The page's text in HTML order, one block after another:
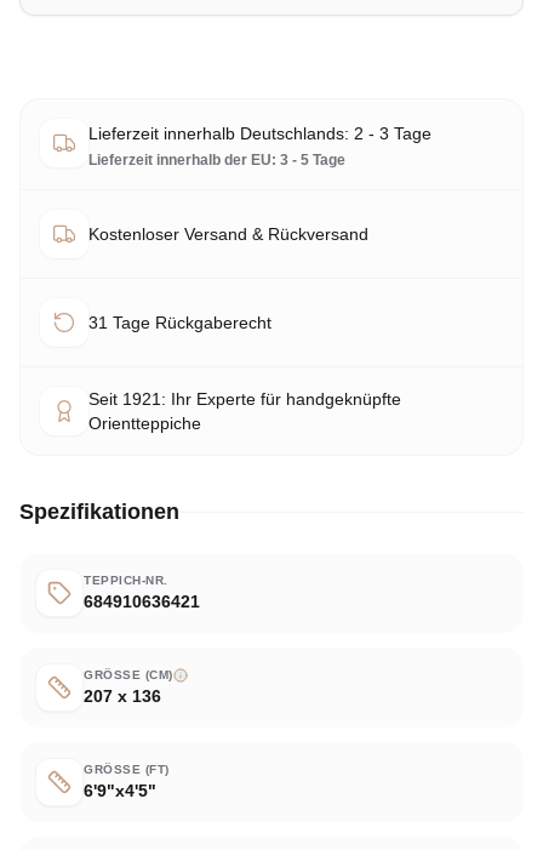
Lieferzeit innerhalb Deutschlands: 2 - 3 Tage
Lieferzeit innerhalb der EU: 3 - 5 Tage
Kostenloser Versand & Rückversand
31 Tage Rückgaberecht
Seit 1921: Ihr Experte für handgeknüpfte
Orientteppiche
Spezifikationen
TEPPICH-NR.
684910636421
GRÖSSE (CM)
207 x 136
GRÖSSE (FT)
6'9"x4'5"